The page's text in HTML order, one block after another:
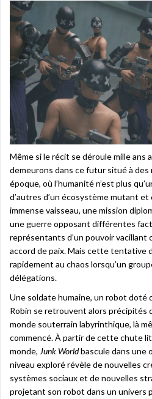
Même si le récit se déroule mille ans
demeurons dans ce futur situé à des
époque, où l’humanité n’est plus
d’autres d’un écosystème mutant et
immense vaisseau, une mission
une guerre opposant différentes
représentants d’un pouvoir vacillant
accord de paix. Mais cette tentative
rapidement au chaos lorsqu’un
délégations.
Une soldate humaine, un robot doté
Robin se retrouvent alors précipités
monde souterrain labyrinthique, là
commencé. À partir de cette chute
monde, Junk Worldbascule dans une
niveau exploré révèle de nouvelles
systèmes sociaux et de nouvelles
projetant son robot dans un univers